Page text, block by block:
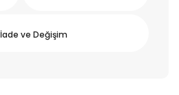
İade ve Değişim